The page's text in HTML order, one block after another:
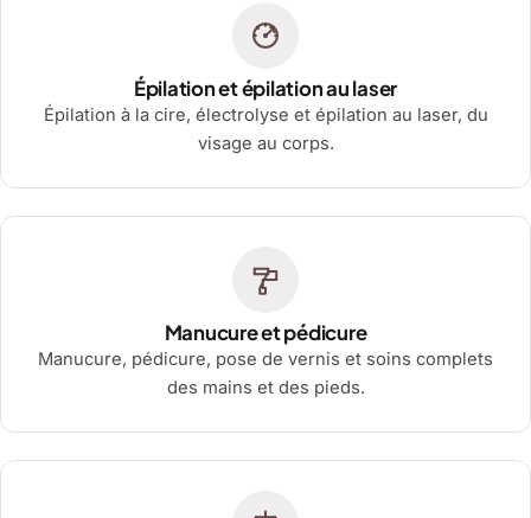
Épilation et épilation au laser
Épilation à la cire, électrolyse et épilation au laser, du
visage au corps.
Manucure et pédicure
Manucure, pédicure, pose de vernis et soins complets
des mains et des pieds.